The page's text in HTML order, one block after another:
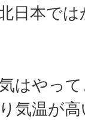
日本で
はやっ
気温が